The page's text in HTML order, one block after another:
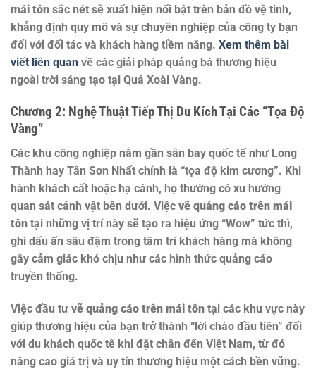
mái tôn sắc nét sẽ xuất hiện nổi bật trên bản đồ vệ tinh,
khẳng định quy mô và sự chuyên nghiệp của công ty bạn
đối với đối tác và khách hàng tiềm năng. Xem thêm bài
viết liên quan về các giải pháp quảng bá thương hiệu
ngoài trời sáng tạo tại Quả Xoài Vàng.
Chương 2: Nghệ Thuật Tiếp Thị Du Kích Tại Các “Tọa Độ
Vàng”
Các khu công nghiệp nằm gần sân bay quốc tế như Long
Thành hay Tân Sơn Nhất chính là “tọa độ kim cương”. Khi
hành khách cất hoặc hạ cánh, họ thường có xu hướng
quan sát cảnh vật bên dưới. Việc vẽ quảng cáo trên mái
tôn tại những vị trí này sẽ tạo ra hiệu ứng “Wow” tức thì,
ghi dấu ấn sâu đậm trong tâm trí khách hàng mà không
gây cảm giác khó chịu như các hình thức quảng cáo
truyền thống.
Việc đầu tưvẽ quảng cáo trên mái tôn tại các khu vực này
giúp thương hiệu của bạn trở thành “lời chào đầu tiên” đối
với du khách quốc tế khi đặt chân đến Việt Nam, từ đó
nâng cao giá trị và uy tín thương hiệu một cách bền vững.